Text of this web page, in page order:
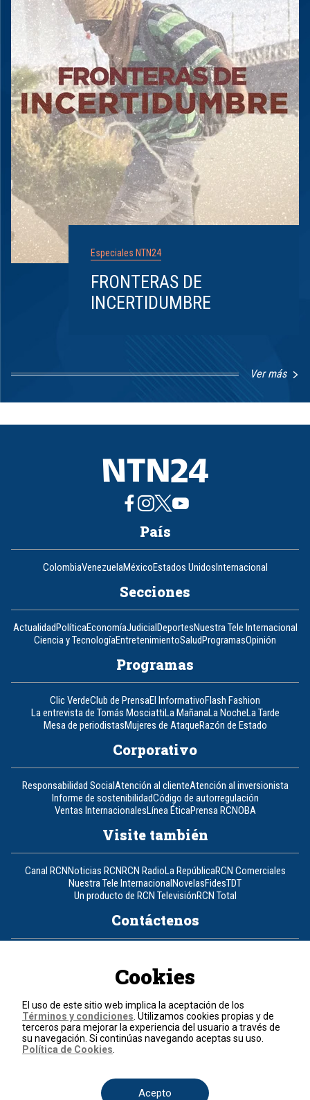
Especiales NTN24
FRONTERAS DE
INCERTIDUMBRE
Ver más
1
8
País
ColombiaVenezuelaMéxicoEstados UnidosInternacional
Secciones
ActualidadPolíticaEconomíaJudicialDeportesNuestra Tele Internacional
Ciencia y TecnologíaEntretenimientoSaludProgramasOpinión
Programas
Clic VerdeClub de PrensaEl InformativoFlash Fashion
La entrevista de Tomás MosciattiLa MañanaLa NocheLa Tarde
Mesa de periodistasMujeres de AtaqueRazón de Estado
Corporativo
Responsabilidad SocialAtención al clienteAtención al inversionista
Informe de sostenibilidadCódigo de autorregulación
Ventas InternacionalesLínea ÉticaPrensa RCNOBA
Visite también
Canal RCNNoticias RCNRCN RadioLa RepúblicaRCN Comerciales
Nuestra Tele InternacionalNovelasFidesTDT
Un producto de RCN TelevisiónRCN Total
Contáctenos
Política de cookies
Términos y condiciones
© 2026, RCN Medios.
Todos los derechos reservados.
Cookies
El uso de este sitio web implica la aceptación de los
Términos y condiciones . Utilizamos cookies propias y de
terceros para mejorar la experiencia del usuario a través de
su navegación. Si continúas navegando aceptas su uso.
Política de Cookies
Acepto